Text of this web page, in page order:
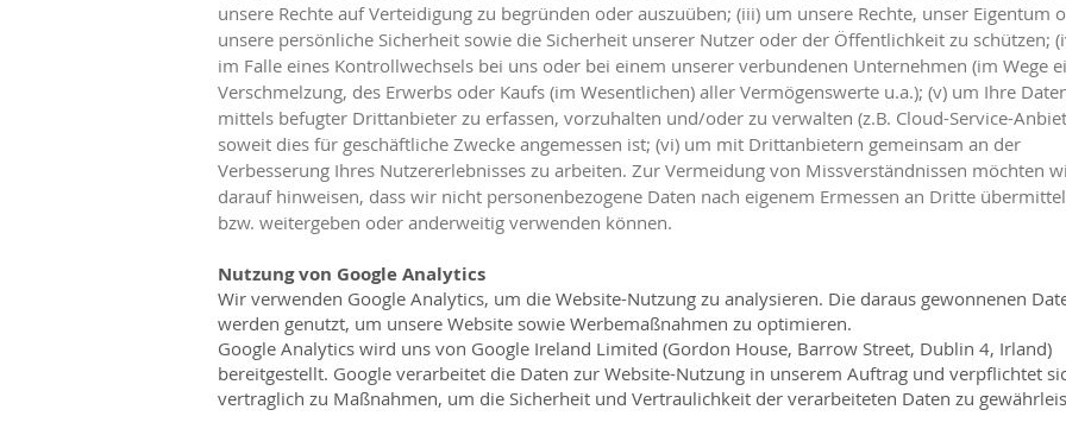
unsere Rechte auf Verteidigung zu begründen oder auszuüben; (iii) um unsere Rechte, unser Eigentum
unsere persönliche Sicherheit sowie die Sicherheit unserer Nutzer oder der Öffentlichkeit zu schützen;
im Falle eines Kontrollwechsels bei uns oder bei einem unserer verbundenen Unternehmen (im Wege
Verschmelzung, des Erwerbs oder Kaufs (im Wesentlichen) aller Vermögenswerte u.a.); (v) um Ihre
mittels befugter Drittanbieter zu erfassen, vorzuhalten und/oder zu verwalten (z.B. Cloud-Service-
soweit dies für geschäftliche Zwecke angemessen ist; (vi) um mit Drittanbietern gemeinsam an der
Verbesserung Ihres Nutzererlebnisses zu arbeiten. Zur Vermeidung von Missverständnissen möchten
darauf hinweisen, dass wir nicht personenbezogene Daten nach eigenem Ermessen an Dritte
bzw. weitergeben oder anderweitig verwenden können.
Nutzung von Google Analytics
Wir verwenden Google Analytics, um die Website-Nutzung zu analysieren. Die daraus gewonnenen
werden genutzt, um unsere Website sowie Werbemaßnahmen zu optimieren.
Google Analytics wird uns von Google Ireland Limited (Gordon House, Barrow Street, Dublin 4, Irland)
bereitgestellt. Google verarbeitet die Daten zur Website-Nutzung in unserem Auftrag und verpflichtet
vertraglich zu Maßnahmen, um die Sicherheit und Vertraulichkeit der verarbeiteten Daten zu